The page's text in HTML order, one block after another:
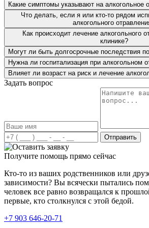
Я привёз мать в вашу клинику больше
детоксикацию. Для алкоголика со стажем
это очень важно, чтобы привели в
После курса детоксикации, проводилась
психологом, различные групповые
вашим специалистам за проделанную
время могу наблюдать, как жизнь матери
новые возможности и трезвую жизнь. В
заново интерес к жизни проснулся.
Какие симптомы указывают на алкогольное
Что делать, если я или кто-то рядом
алкогольного
Как происходит лечение алкогольного
клинике?
Могут ли быть долгосрочные последствия
Нужна ли госпитализация при алкогольном
Влияет ли возраст на риск и лечение
Задать вопрос
Отправить
Получите помощь прямо сейчас
Кто-то из ваших родственников или
зависимости? Вы всячески пытались
человек все равно возвращался к
первые, кто столкнулся с этой бедой.
+7 903 646-20-71